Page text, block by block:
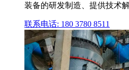
装备的研发制造、提供技术
联系电话: 180 3780 8511